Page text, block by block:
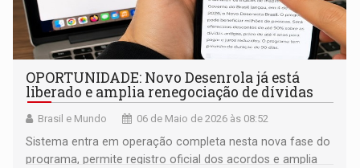
OPORTUNIDADE: Novo Desenrola já está
liberado e amplia renegociação de dívidas
Brasil e Mundo 06 de Maio de 2026 às 08:52
Sistema entra em operação completa nesta nova fase do
programa, permite registro oficial dos acordos e amplia